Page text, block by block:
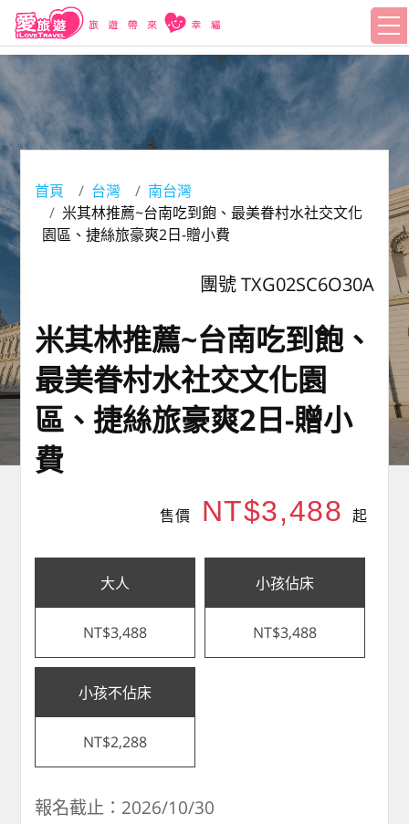
首頁 台灣
南台灣
米其林推薦~台南吃到飽、最美眷村水社交文化
園區、捷絲旅豪爽2日-贈小費
團號 TXG02SC6O30A
米其林推薦~台南吃到飽、
最美眷村水社交文化園
區、捷絲旅豪爽2日-贈小
費
售價 NT$3,488 起
大人
NT$3,488
小孩佔床
NT$3,488
小孩不佔床
NT$2,288
報名截止：2026/10/30